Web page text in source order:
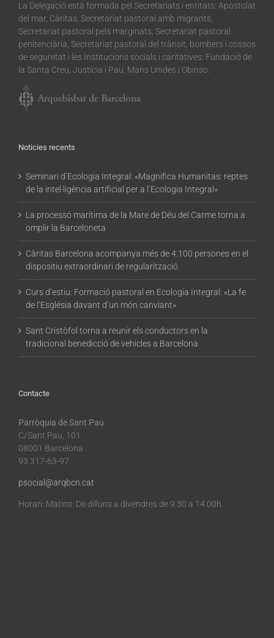
La Delegació està formada pel Secretariats i entitats: Apostolat
del mar, Càritas, Secretariat pastoral amb migrants,
Secretariat pastoral pels marginats, Secretariat pastoral
penitenciària, Secretariat pastoral del trànsit, bombers i cossos
de seguretat i les Institucions socials i caritatives: Fundació de
la Santa Creu, Justícia i Pau, Mans Unides i Obinso.
Noticies recents
Seminari d’Ecologia Integral: «Magnifica Humanitas: reptes
de la intel·ligència artificial per a l’Ecologia Integral»
La processó marítima de la Mare de Déu del Carme torna a
omplir la Barceloneta
Càritas Barcelona acompanya més de 4.100 persones en el
dispositiu extraordinari de regularització
Curs d’estiu: Formació pastoral en Ecologia Integral: «La fe
de l’Església davant d’un món canviant»
Sant Cristòfol torna a reunir els conductors en la
tradicional benedicció de vehicles a Barcelona
Contacte
Parròquia de Sant Pau
C/Sant Pau, 101
08001 Barcelona
93 317-63-97
psocial@arqbcn.cat
Horari: Matins: De dilluns a divendres de 9.30 a 14.00h.